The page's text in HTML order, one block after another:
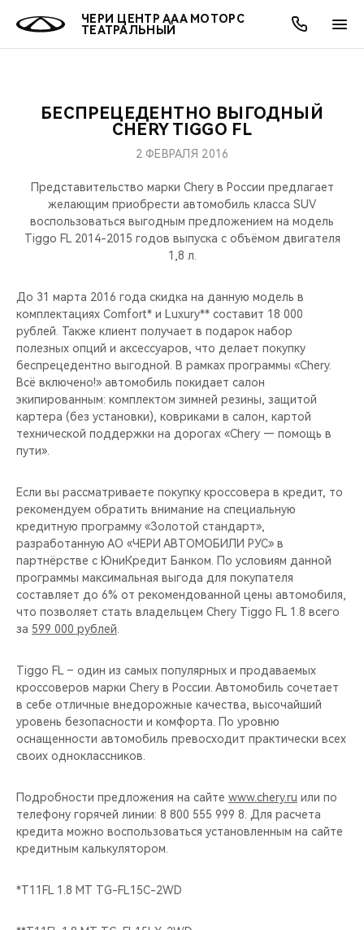
ЧЕРИ ЦЕНТР ААА МОТОРС
ТЕАТРАЛЬНЫЙ
МОДЕЛИ
КРОССОВЕРЫ
НОВИНКИ
ПОКУПАТЕЛЯМ
КРЕДИТ И СТРАХОВАНИЕ
ВЛАДЕЛЬЦАМ
ЗАПЧАСТИ И АКСЕССУАРЫ
ПОДДЕРЖКА
МИР CHERY
О БРЕНДЕ
CHERY В СОЦСЕТЯХ
БЛАГОТВОРИТЕЛЬНОСТЬ
CHERY REMOTE
CHERY И СПОРТ
НАШИ МЕРОПРИЯТИЯ
ВИДЕООБЗОРЫ
CHERY ДЛЯ ДЕТЕЙ
АКЦИИ
ОНЛАЙН СЕРВИСЫ
КРЕДИТ
О КОМПАНИИ
МЫ В СОЦСЕТЯХ
БЕСПРЕЦЕДЕНТНО ВЫГОДНЫЙ
CHERY TIGGO FL
2 ФЕВРАЛЯ 2016
Представительство марки Chery в России предлагает
желающим приобрести автомобиль класса SUV
воспользоваться выгодным предложением на модель
Tiggo FL 2014-2015 годов выпуска c объёмом двигателя
1,8 л.
До 31 марта 2016 года скидка на данную модель в
комплектациях Comfort* и Luxury** составит 18 000
рублей. Также клиент получает в подарок набор
полезных опций и аксессуаров, что делает покупку
беспрецедентно выгодной. В рамках программы «Chery.
Всё включено!» автомобиль покидает салон
экипированным: комплектом зимней резины, защитой
картера (без установки), ковриками в салон, картой
технической поддержки на дорогах «Chery — помощь в
пути».
Если вы рассматриваете покупку кроссовера в кредит, то
рекомендуем обратить внимание на специальную
кредитную программу «Золотой стандарт»,
разработанную АО «ЧЕРИ АВТОМОБИЛИ РУС» в
партнёрстве с ЮниКредит Банком. По условиям данной
программы максимальная выгода для покупателя
составляет до 6% от рекомендованной цены автомобиля,
что позволяет стать владельцем Chery Tiggo FL 1.8 всего
за 599 000 рублей
Tiggo FL – один из самых популярных и продаваемых
кроссоверов марки Chery в России. Автомобиль сочетает
в себе отличные внедорожные качества, высочайший
уровень безопасности и комфорта. По уровню
оснащенности автомобиль превосходит практически всех
своих одноклассников.
Подробности предложения на сайте www.chery.ru или по
телефону горячей линии: 8 800 555 999 8. Для расчета
кредита можно воспользоваться установленным на сайте
кредитным калькулятором.
*T11FL 1.8 MT TG-FL15C-2WD